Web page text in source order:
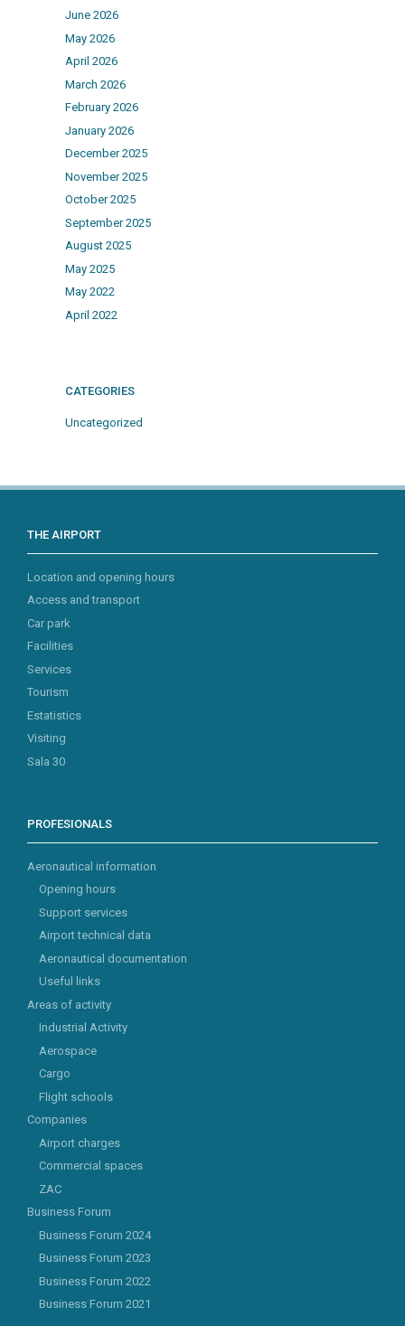
June 2026
May 2026
April 2026
March 2026
February 2026
January 2026
December 2025
November 2025
October 2025
September 2025
August 2025
May 2025
May 2022
April 2022
CATEGORIES
Uncategorized
THE AIRPORT
Location and opening hours
Access and transport
Car park
Facilities
Services
Tourism
Estatistics
Visiting
Sala 30
PROFESIONALS
Aeronautical information
Opening hours
Support services
Airport technical data
Aeronautical documentation
Useful links
Areas of activity
Industrial Activity
Aerospace
Cargo
Flight schools
Companies
Airport charges
Commercial spaces
ZAC
Business Forum
Business Forum 2024
Business Forum 2023
Business Forum 2022
Business Forum 2021